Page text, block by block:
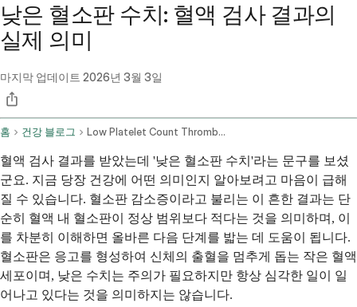
낮은 혈소판 수치: 혈액 검사 결과의
실제 의미
마지막 업데이트 2026년 3월 3일
홈 건강 블로그 Low Platelet Count Thrombocytopenia Understanding Blood Test Results
혈액 검사 결과를 받았는데 '낮은 혈소판 수치'라는 문구를 보셨
군요. 지금 당장 건강에 어떤 의미인지 알아보려고 마음이 급해
질 수 있습니다. 혈소판 감소증이라고 불리는 이 흔한 결과는 단
순히 혈액 내 혈소판이 정상 범위보다 적다는 것을 의미하며, 이
를 차분히 이해하면 올바른 다음 단계를 밟는 데 도움이 됩니다.
혈소판은 응고를 형성하여 신체의 출혈을 멈추게 돕는 작은 혈액
세포이며, 낮은 수치는 주의가 필요하지만 항상 심각한 일이 일
어나고 있다는 것을 의미하지는 않습니다.